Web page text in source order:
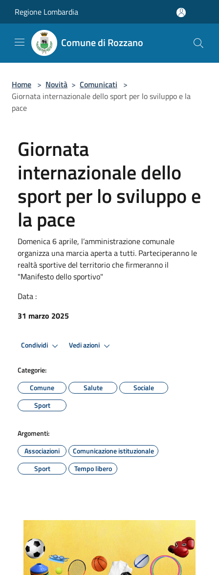
Regione Lombardia
Comune di Rozzano
Home > Novità > Comunicati >
Giornata internazionale dello sport per lo sviluppo e la
pace
Giornata
internazionale dello
sport per lo sviluppo e
la pace
Domenica 6 aprile, l’amministrazione comunale
organizza una marcia aperta a tutti. Parteciperanno le
realtà sportive del territorio che firmeranno il
"Manifesto dello sportivo"
Data :
31 marzo 2025
Condividi Vedi azioni
Categorie:
Comune
Salute
Sociale
Sport
Argomenti:
Associazioni
Comunicazione istituzionale
Sport
Tempo libero